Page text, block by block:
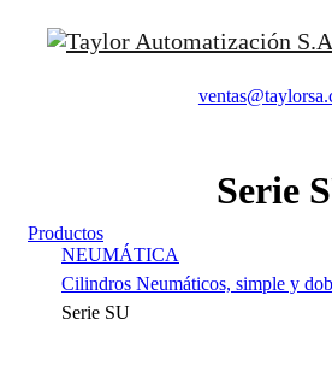
Serie
Productos
NEUMÁTICA
Cilindros Neumáticos, simple y
Serie SU